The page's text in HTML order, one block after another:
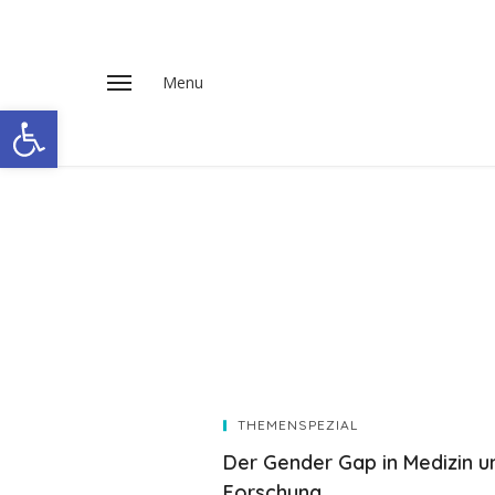
THEMENSPEZIAL
Der Gender Gap in Medizin
Open toolbar